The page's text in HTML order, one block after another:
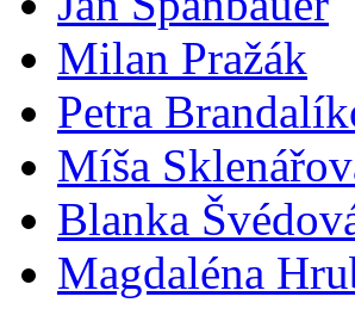
Milan Pražák
Petra
Míša
Blanka
Magdaléna